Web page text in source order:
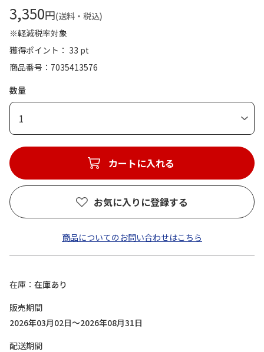
3,350円(送料・税込)
※軽減税率対象
獲得ポイント： 33 pt
商品番号
7035413576
数量
1
カートに入れる
お気に入りに登録する
商品についてのお問い合わせはこちら
在庫
在庫あり
販売期間
2026年03月02日～2026年08月31日
配送期間